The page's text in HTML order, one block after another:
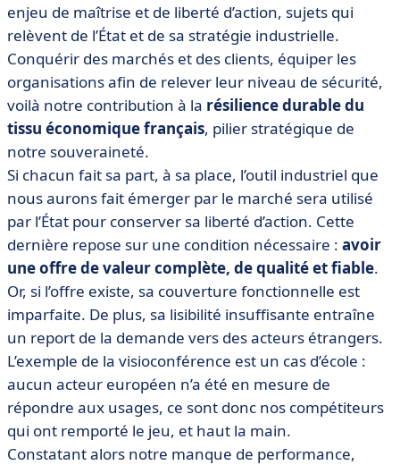
enjeu de maîtrise et de liberté d’action, sujets qui
relèvent de l’État et de sa stratégie industrielle.
Conquérir des marchés et des clients, équiper les
organisations afin de relever leur niveau de sécurité,
voilà notre contribution à la résilience durable du
tissu économique français, pilier stratégique de
notre souveraineté.
Si chacun fait sa part, à sa place, l’outil industriel que
nous aurons fait émerger par le marché sera utilisé
par l’État pour conserver sa liberté d’action. Cette
dernière repose sur une condition nécessaire : avoir
une offre de valeur complète, de qualité et fiable.
Or, si l’offre existe, sa couverture fonctionnelle est
imparfaite. De plus, sa lisibilité insuffisante entraîne
un report de la demande vers des acteurs étrangers.
L’exemple de la visioconférence est un cas d’école :
aucun acteur européen n’a été en mesure de
répondre aux usages, ce sont donc nos compétiteurs
qui ont remporté le jeu, et haut la main.
Constatant alors notre manque de performance,